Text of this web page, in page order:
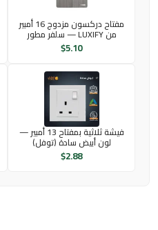
مفتاح دركسون مزدوج 16 أمبير
من LUXIFY — سلفر مطور
$5.10
فيشة ثلاثية بمفتاح 13 أمبير —
لون أبيض سادة (توفل)
$2.88